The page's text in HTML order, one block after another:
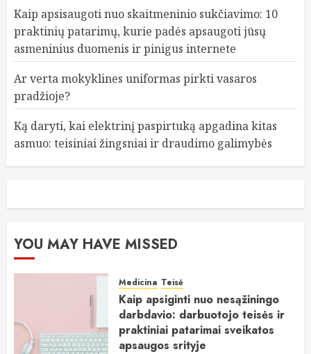
Kaip apsisaugoti nuo skaitmeninio sukčiavimo: 10
praktinių patarimų, kurie padės apsaugoti jūsų
asmeninius duomenis ir pinigus internete
Ar verta mokyklines uniformas pirkti vasaros
pradžioje?
Ką daryti, kai elektrinį paspirtuką apgadina kitas
asmuo: teisiniai žingsniai ir draudimo galimybės
YOU MAY HAVE MISSED
Medicina Teisė
Kaip apsiginti nuo nesąžiningo
darbdavio: darbuotojo teisės ir
praktiniai patarimai sveikatos
apsaugos srityje